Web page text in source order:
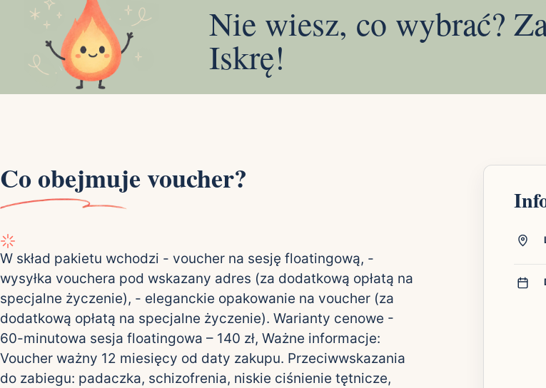
Nie wiesz, co wybrać?
Iskrę!
Co obejmuje voucher?
W skład pakietu wchodzi - voucher na sesję floatingową, -
wysyłka vouchera pod wskazany adres (za dodatkową opłatą na
specjalne życzenie), - eleganckie opakowanie na voucher (za
dodatkową opłatą na specjalne życzenie). Warianty cenowe -
60-minutowa sesja floatingowa – 140 zł, Ważne informacje:
Voucher ważny 12 miesięcy od daty zakupu. Przeciwwskazania
do zabiegu: padaczka, schizofrenia, niskie ciśnienie tętnicze,